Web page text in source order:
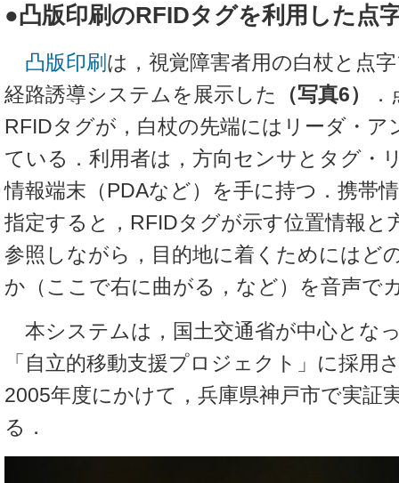
●凸版印刷のRFIDタグを利用した点
凸版印刷 は，視覚障害者用の白杖と点
経路誘導システムを展示した
（写真6）
RFIDタグが，白杖の先端にはリーダ・
ている．利用者は，方向センサとタグ・
情報端末（PDAなど）を手に持つ．携帯
指定すると，RFIDタグが示す位置情報と
参照しながら，目的地に着くためにはど
か（ここで右に曲がる，など）を音声で
本システムは，国土交通省が中心とな
「自立的移動支援プロジェクト」に採用
2005年度にかけて，兵庫県神戸市で実証
る．